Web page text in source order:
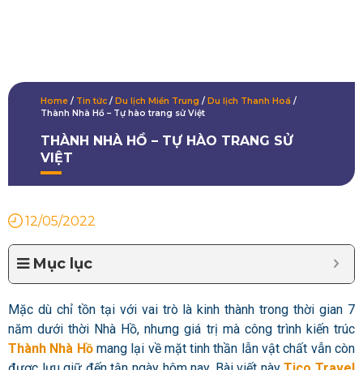
Home / Tin tức / Du lịch Miền Trung / Du lịch Thanh Hoá /
Thành Nhà Hồ – Tự hào trang sử Việt
THÀNH NHÀ HỒ – TỰ HÀO TRANG SỬ
VIỆT
12/05/2022
Mục lục
Mặc dù chỉ tồn tại với vai trò là kinh thành trong thời gian 7
năm dưới thời Nhà Hồ, nhưng giá trị mà công trình kiến trúc
Thành Nhà Hồmang lại về mặt tinh thần lẫn vật chất vẫn còn